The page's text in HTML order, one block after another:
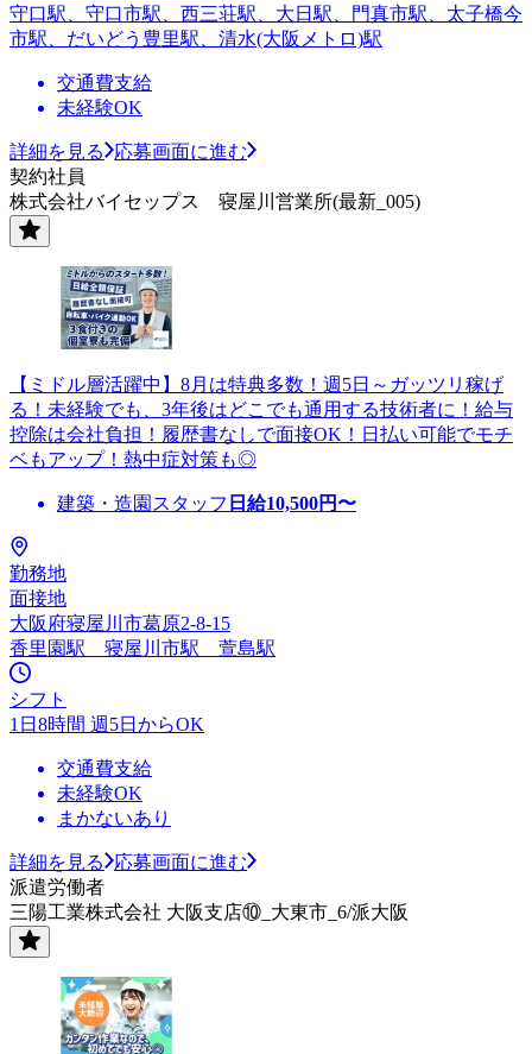
守口駅、守口市駅、西三荘駅、大日駅、門真市駅、太子橋今
市駅、だいどう豊里駅、清水(大阪メトロ)駅
交通費支給
未経験OK
詳細を見る
応募画面に進む
契約社員
株式会社バイセップス 寝屋川営業所(最新_005)
【ミドル層活躍中】8月は特典多数！週5日～ガッツリ稼げ
る！未経験でも、3年後はどこでも通用する技術者に！給与
控除は会社負担！履歴書なしで面接OK！日払い可能でモチ
ベもアップ！熱中症対策も◎
建築・造園スタッフ 日給10,500円〜
勤務地
面接地
大阪府寝屋川市葛原2-8-15
香里園駅 寝屋川市駅 萱島駅
シフト
1日8時間 週5日からOK
交通費支給
未経験OK
まかないあり
詳細を見る
応募画面に進む
派遣労働者
三陽工業株式会社 大阪支店⑩_大東市_6/派大阪